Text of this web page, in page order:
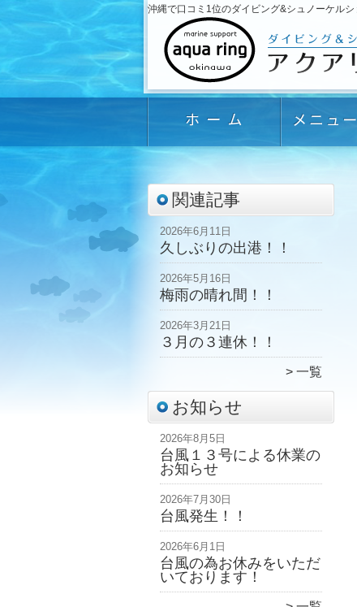
沖縄で口コミ1位のダイビング&シュノーケルシ
関連記事
2026年6月11日
久しぶりの出港！！
2026年5月16日
梅雨の晴れ間！！
2026年3月21日
３月の３連休！！
一覧
お知らせ
2026年8月5日
台風１３号による休業の
お知らせ
2026年7月30日
台風発生！！
2026年6月1日
台風の為お休みをいただ
いております！